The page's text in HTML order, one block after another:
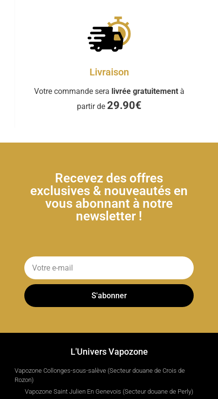
Livraison
Votre commande sera livrée gratuitement à
partir de 29.90€
Recevez des offres
exclusives & nouveautés en
vous abonnant à notre
newsletter !
S'abonner
L'Univers Vapozone
Vapozone Collonges-sous-salève (Secteur douane de Crois de
Rozon)
Vapozone Saint Julien En Genevois (Secteur douane de Perly)